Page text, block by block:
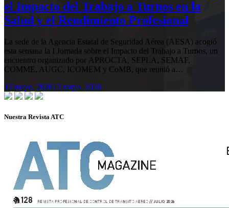
el Impacto del Trabajo a Turnos en la
Salud y el Rendimiento Profesional
La sede de la Agencia Estatal de Seguridad Aérea (AESA) acogió
esta semana la I Jornada sobre el Impacto del Trabajo a Turnos, un
encuentro organizado por APROCTA, SEPLA, SEMAF,
COMME, AUGC, ICOMEM y CoMB, que reunió a…
13 mayo, 202613 mayo, 2026
Nuestra Revista ATC